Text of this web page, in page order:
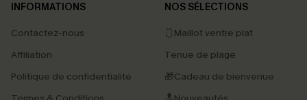
INFORMATIONS
Contactez-nous
Affiliation
Politique de confidentialité
NOS SÉLECTIONS
🩱Maillot ventre plat
Tenue de plage
🎁Cadeau de bienvenue